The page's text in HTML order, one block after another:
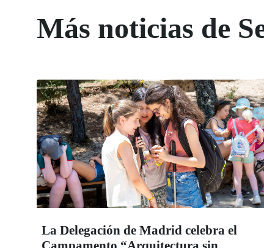
Más noticias de
La Delegación de Madrid celebra el